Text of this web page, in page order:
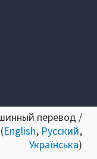
перевод /
English, Русский,
Українська)